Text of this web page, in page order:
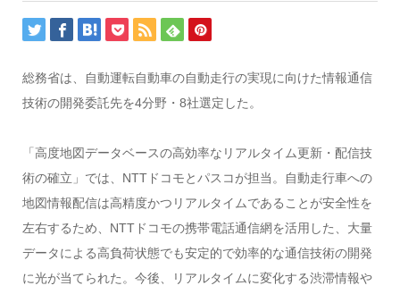
総務省は、自動運転自動車の自動走行の実現に向けた情報通信
技術の開発委託先を4分野・8社選定した。
「高度地図データベースの高効率なリアルタイム更新・配信技
術の確立」では、NTTドコモとパスコが担当。自動走行車への
地図情報配信は高精度かつリアルタイムであることが安全性を
左右するため、NTTドコモの携帯電話通信網を活用した、大量
データによる高負荷状態でも安定的で効率的な通信技術の開発
に光が当てられた。今後、リアルタイムに変化する渋滞情報や